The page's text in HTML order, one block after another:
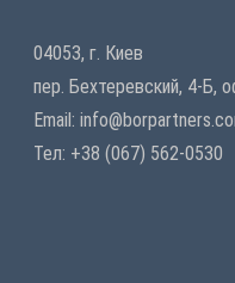
04053, г. Киев
пер. Бехтеревский, 4-Б,
Email:
Тел: +38 (067) 562-0530